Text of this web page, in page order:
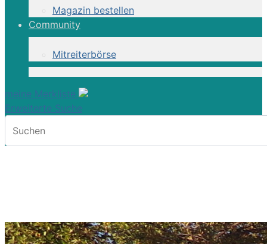
Magazin bestellen
Community
Mitreiterbörse
meine Merkliste
Erweiterte Suche